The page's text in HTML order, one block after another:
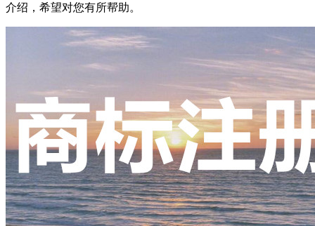
介绍，希望对您有所帮助。